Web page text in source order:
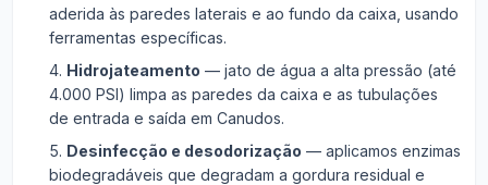
aderida às paredes laterais e ao fundo da caixa, usando
ferramentas específicas.
Hidrojateamento — jato de água a alta pressão (até
4.000 PSI) limpa as paredes da caixa e as tubulações
de entrada e saída em Canudos.
Desinfecção e desodorização — aplicamos enzimas
biodegradáveis que degradam a gordura residual e